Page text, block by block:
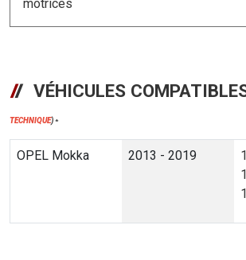
motrices
VÉHICULES
TECHNIQUE) *
OPEL Mokka 2013 - 2019